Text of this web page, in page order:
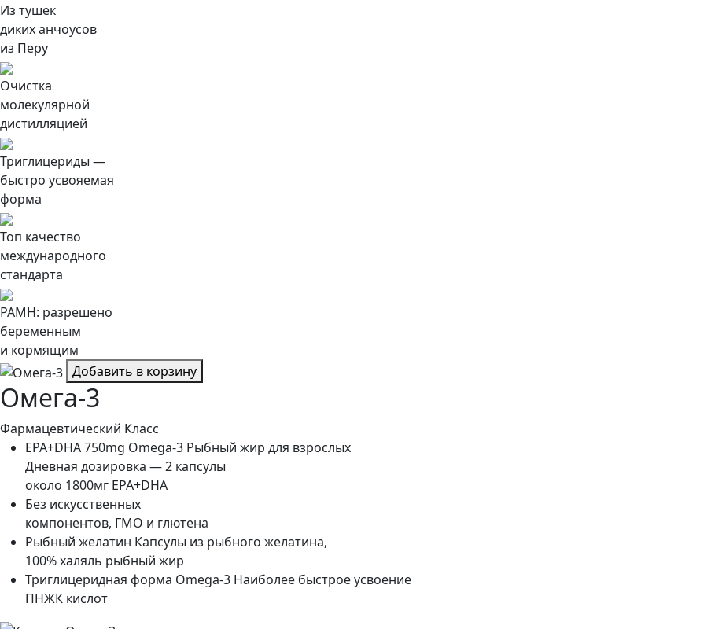
Из тушек
диких анчоусов
из Перу
Очистка
молекулярной
дистилляцией
Триглицериды —
быстро усвояемая
форма
Топ качество
международного
стандарта
РАМН: разрешено
беременным
и кормящим
Добавить в корзину
Омега-3
Фармацевтический Класс
EPA+DHA 750mg Omega-3 Рыбный жир для взрослых
Дневная дозировка — 2 капсулы
около 1800мг EPA+DHA
Без искусственных
компонентов, ГМО и глютена
Рыбный желатин Капсулы из рыбного желатина,
100% халяль рыбный жир
Триглицеридная форма Omega-3 Наиболее быстрое усвоение
ПНЖК кислот